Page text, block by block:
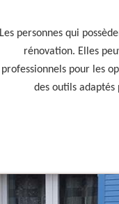
Les personnes qui
rénovation. Elles
professionnels pour les
des outils